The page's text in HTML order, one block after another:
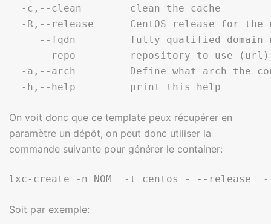
  -c,--clean        clean the cache
-R,--release      CentOS release for
--fqdn         fully qualified domain
     --repo         repository to use (url)
-a,--arch         Define what arch the
On voit donc que ce template peux récupérer en
paramètre un dépôt, on peut donc utiliser la
commande suivante pour générer le container:
Soit par exemple: